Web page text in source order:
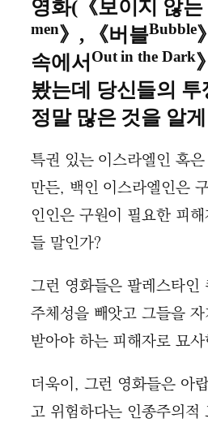
영화(《보이지 않는
men》, 《버블Bubble
속에서 Out in the Dark
봤는데 당신들의 투
정말 많은 것을 알
특권 있는 이스라엘인 혹
만든, 백인 이스라엘인은
인인은 구원이 필요한 피
들 말인가?
그런 영화들은 팔레스타인
주체성을 빼앗고 그들을
받아야 하는 피해자로 묘사
더욱이, 그런 영화들은 아
고 위험하다는 인종주의적